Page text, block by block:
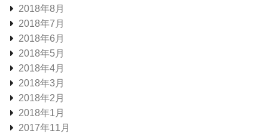
2018年8月
2018年7月
2018年6月
2018年5月
2018年4月
2018年3月
2018年2月
2018年1月
2017年11月